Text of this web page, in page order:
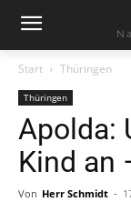
Start Thüringen
Thüringen
Apolda:
Kind an
Von Herr Schmidt -